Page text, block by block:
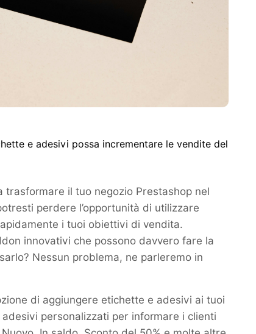
e adesivi possa incrementare le vendite del
trasformare il tuo negozio Prestashop nel
perdere l’opportunità di utilizzare
i tuoi obiettivi di vendita.
innovativi che possono davvero fare la
Nessun problema, ne parleremo in
di aggiungere etichette e adesivi ai tuoi
personalizzati per informare i clienti